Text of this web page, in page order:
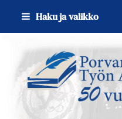
Siirry
sivun
sisältöön
Haku ja valikko